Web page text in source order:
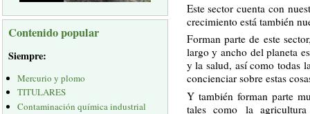
Contenido popular
Siempre:
Mercurio y plomo
TITULARES
Contaminación química industrial
Este sector cuenta con
crecimiento está también
Forman parte de este
largo y ancho del planeta
y la salud, así como todas
concienciar sobre estas
Y también forman parte
tales como la